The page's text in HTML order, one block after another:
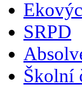
SRPD
Školní